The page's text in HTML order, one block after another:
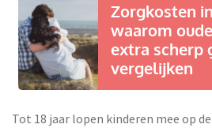
Zorgkosten
waarom
extra scherp
vergelijken
Tot 18 jaar lopen kinderen mee op